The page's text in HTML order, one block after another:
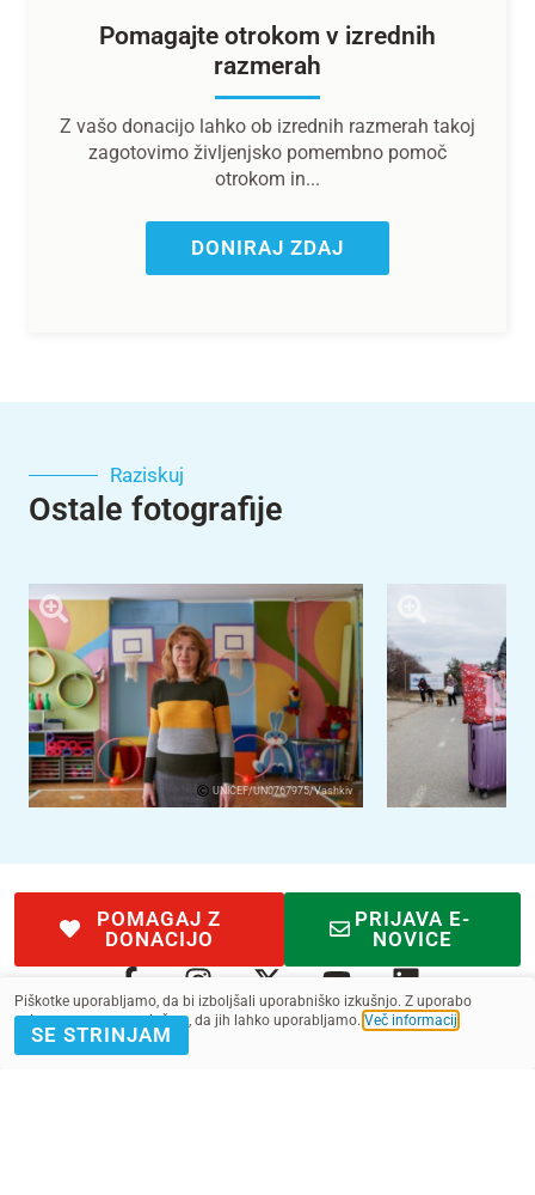
Pomagajte otrokom v izrednih
razmerah
Z vašo donacijo lahko ob izrednih razmerah takoj
zagotovimo življenjsko pomembno pomoč
otrokom in...
DONIRAJ ZDAJ
Raziskuj
Ostale fotografije
UNICEF/UN0767975/Vashkiv
POMAGAJ Z
DONACIJO
PRIJAVA E-
NOVICE
Piškotke uporabljamo, da bi izboljšali uporabniško izkušnjo. Z uporabo
spletnega mesta soglašate, da jih lahko uporabljamo. Več informacij
SE STRINJAM